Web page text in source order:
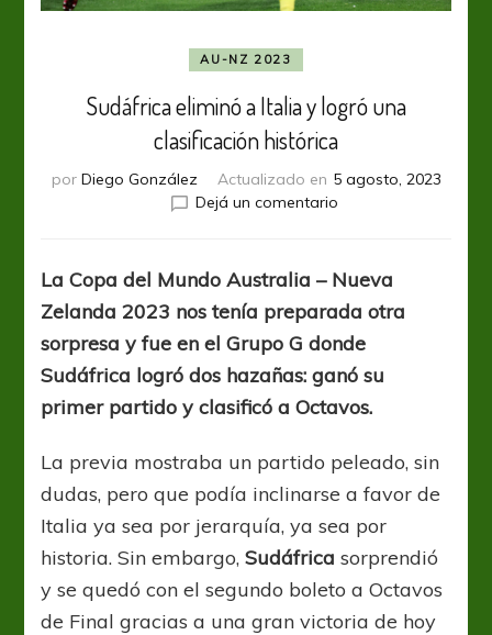
AU-NZ 2023
Sudáfrica eliminó a Italia y logró una
clasificación histórica
por Diego González Actualizado en 5 agosto, 2023
Dejá un comentarioen
a
Italia
y
logró
una
clasificación
histórica
La Copa del Mundo Australia – Nueva
Zelanda 2023 nos tenía preparada otra
sorpresa y fue en el Grupo G donde
Sudáfrica logró dos hazañas: ganó su
primer partido y clasificó a Octavos.
La previa mostraba un partido peleado, sin
dudas, pero que podía inclinarse a favor de
Italia ya sea por jerarquía, ya sea por
historia. Sin embargo,Sudáfrica sorprendió
y se quedó con el segundo boleto a Octavos
de Final gracias a una gran victoria de hoy